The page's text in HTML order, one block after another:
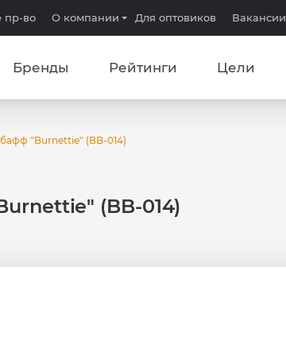
пр-во О компании Для оптовиков Вакансии
Бренды Рейтинги Цели
"Burnettie" (BB-014)
(BB-014)